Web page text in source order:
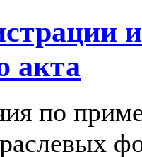
акта
по